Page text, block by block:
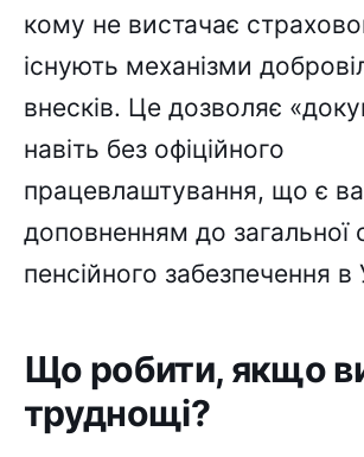
кому не вистачає
існують механізми
внесків. Це дозволяє
навіть без офіційного
працевлаштування, що є
доповненням до загальної
пенсійного забезпечення в
Що робити, якщо
труднощі?